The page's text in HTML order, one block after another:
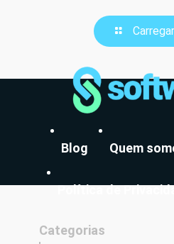
Blog Quem
Política de
Categorias